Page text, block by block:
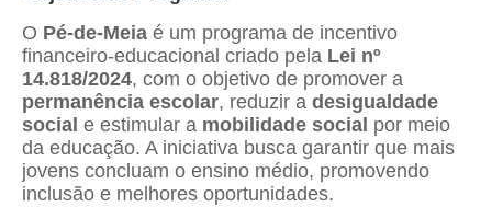
O Pé-de-Meia é um programa de incentivo
financeiro-educacional criado pela Lei nº
14.818/2024, com o objetivo de promover a
permanência escolar, reduzir a desigualdade
social e estimular a mobilidade social por meio
da educação. A iniciativa busca garantir que mais
jovens concluam o ensino médio, promovendo
inclusão e melhores oportunidades.